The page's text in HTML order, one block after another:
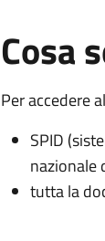
Cosa
Per accedere
SPID
nazionale
tutta la